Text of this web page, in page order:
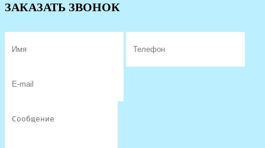
ЗАКАЗАТЬ ЗВОНОК